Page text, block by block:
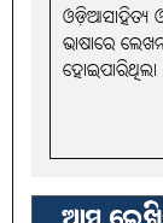
ଓଡ଼ିଆସାହିତ୍ୟ
ଭାଷାରେ